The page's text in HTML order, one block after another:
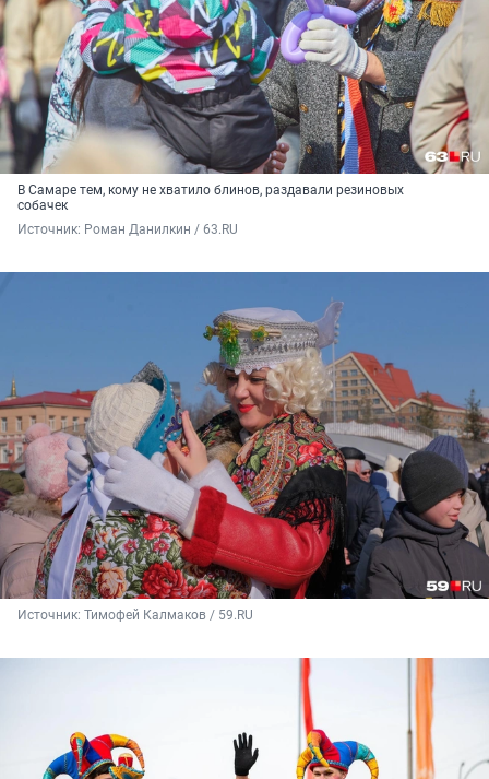
В Самаре тем, кому не хватило блинов, раздавали резиновых
собачек
Источник: Роман Данилкин / 63.RU
Источник: Тимофей Калмаков / 59.RU